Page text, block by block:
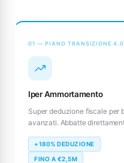
01 — PIANO TRANSIZIONE 4.0
Iper Ammortamento
Super deduzione fiscale per
avanzati. Abbatte
+180% DEDUZIONE
FINO A €2,5M